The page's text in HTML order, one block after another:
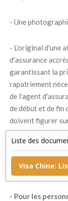
- Une
- L'original d'une
d'assurance
garantissant la
rapatriement
de l'agent
de début et de fin
doivent figurer
- Un document
d'hôtel si son
retour ;
- Pour les
Liste des
Visa Chine: